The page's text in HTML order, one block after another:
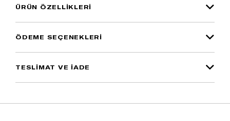
ÜRÜN ÖZELLIKLERI
ÖDEME SEÇENEKLERI
TESLİMAT VE İADE